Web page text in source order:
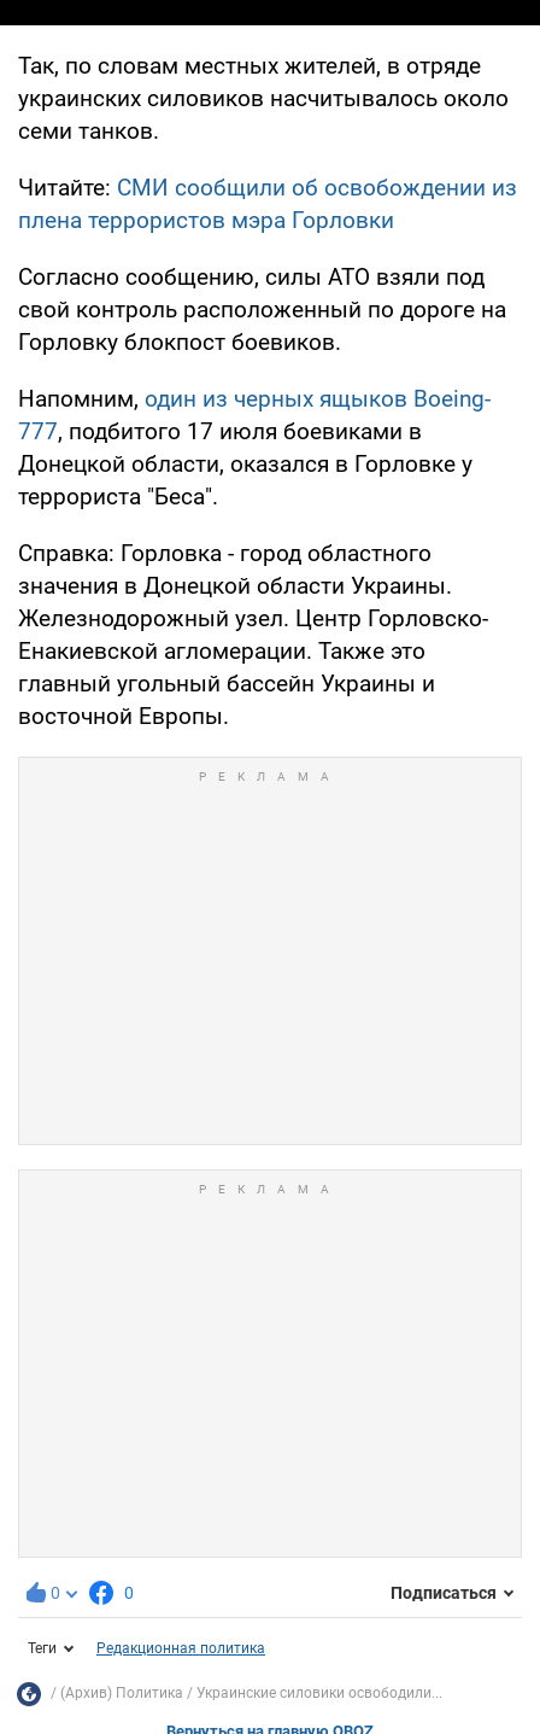
Так, по словам местных жителей, в отряде
украинских силовиков насчитывалось около
семи танков.
Читайте: СМИ сообщили об освобождении из
плена террористов мэра Горловки
Согласно сообщению, силы АТО взяли под
свой контроль расположенный по дороге на
Горловку блокпост боевиков.
Напомним, один из черных ящыков Boeing-
777, подбитого 17 июля боевиками в
Донецкой области, оказался в Горловке у
террориста "Беса".
Справка: Горловка - город областного
значения в Донецкой области Украины.
Железнодорожный узел. Центр Горловско-
Енакиевской агломерации. Также это
главный угольный бассейн Украины и
восточной Европы.
0 0 Подписаться
Теги Редакционная политика
(Архив) Политика Украинские силовики освободили...